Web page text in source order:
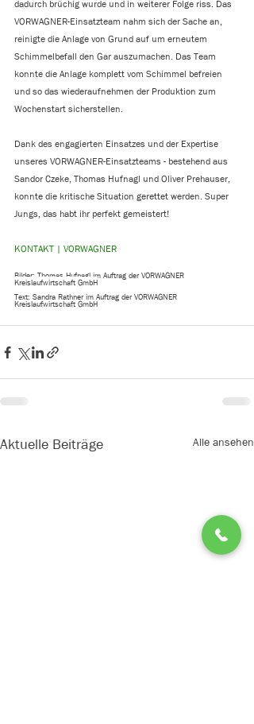
dadurch brüchig wurde und in weiterer Folge riss. Das
VORWAGNER-Einsatzteam nahm sich der Sache an,
reinigte die Anlage von Grund auf um erneutem
Schimmelbefall den Gar auszumachen. Das Team
konnte die Anlage komplett vom Schimmel befreien
und so das wiederaufnehmen der Produktion zum
Wochenstart sicherstellen.
Dank des engagierten Einsatzes und der Expertise
unseres VORWAGNER-Einsatzteams - bestehend aus
Sandor Czeke, Thomas Hufnagl und Oliver Prehauser,
konnte die kritische Situation gerettet werden. Super
Jungs, das habt ihr perfekt gemeistert!
KONTAKT | VORWAGNER
Bilder: Thomas Hufnagl im Auftrag der VORWAGNER
Kreislaufwirtschaft GmbH
Text: Sandra Rathner im Auftrag der VORWAGNER
Kreislaufwirtschaft GmbH
Aktuelle Beiträge Alle ansehen